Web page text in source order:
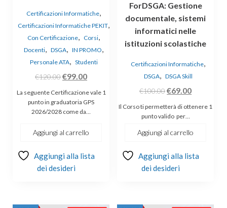
Certificazioni Informatiche,
Certificazioni Informatiche PEKIT,
Con Certificazione, Corsi,
Docenti, DSGA, IN PROMO,
Personale ATA, Studenti
€120.00Il
prezzo
originale
era:
€99.00Il
prezzo
attuale
è:
La seguente Certificazione vale 1
punto in graduatoria GPS
2026/2028 come da…
Aggiungi al carrello
Aggiungi alla lista
dei desideri
ForDSGA: Gestione
documentale, sistemi
informatici nelle
istituzioni scolastiche
Certificazioni Informatiche,
DSGA, DSGA Skill
€100.00Il
prezzo
originale
era:
€69.00Il
prezzo
Il Corso ti permetterà di ottenere 1
punto valido per…
Aggiungi al carrello
Aggiungi alla lista
dei desideri